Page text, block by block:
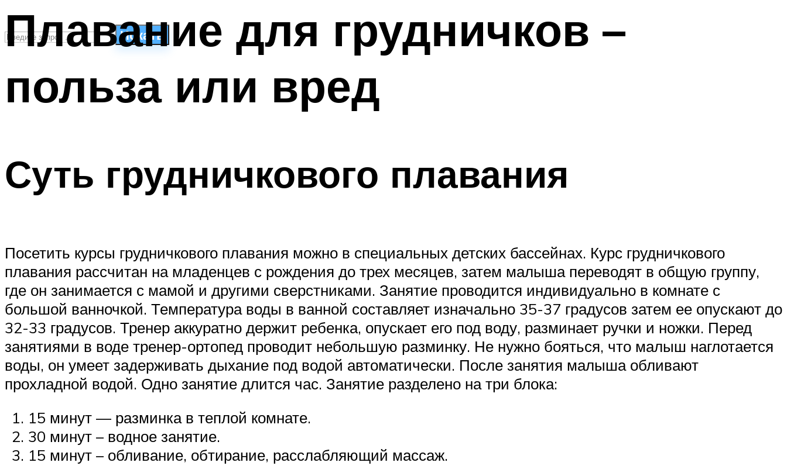
Искать
ПЛАВАНЬЕ ДЛЯ ДЕТЕЙ
ПЛАВАНЬЕ ДЛЯ ПОХУДЕНИЯ
МЕНЮ
Плавание для грудничков –
польза или вред
Суть грудничкового плавания
Посетить курсы грудничкового плавания можно в специальных детских бассейнах. Курс грудничкового
плавания рассчитан на младенцев с рождения до трех месяцев, затем малыша переводят в общую группу,
где он занимается с мамой и другими сверстниками. Занятие проводится индивидуально в комнате с
большой ванночкой. Температура воды в ванной составляет изначально 35-37 градусов затем ее опускают до
32-33 градусов. Тренер аккуратно держит ребенка, опускает его под воду, разминает ручки и ножки. Перед
занятиями в воде тренер-ортопед проводит небольшую разминку. Не нужно бояться, что малыш наглотается
воды, он умеет задерживать дыхание под водой автоматически. После занятия малыша обливают
прохладной водой. Одно занятие длится час. Занятие разделено на три блока:
15 минут — разминка в теплой комнате.
30 минут – водное занятие.
15 минут – обливание, обтирание, расслабляющий массаж.